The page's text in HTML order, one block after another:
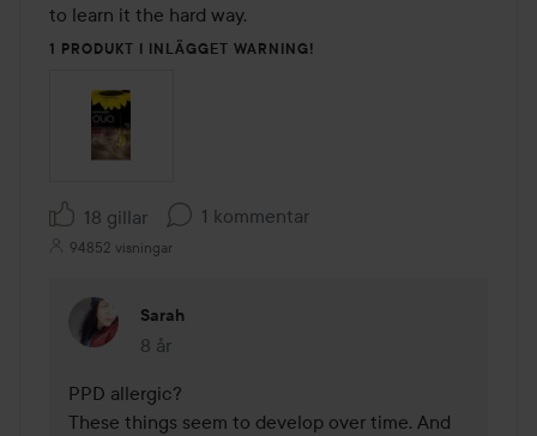
to learn it the hard way.
1 PRODUKT I INLÄGGET WARNING!
18 gillar 1 kommentar
94852 visningar
Sarah
8 år
Kommentaren lades 8 år
PPD allergic?
These things seem to develop over time. And